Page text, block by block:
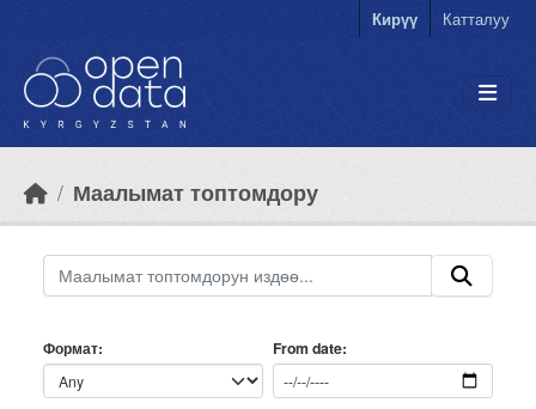
Кирүү Катталуу
Маалымат топтомдору
Формат From date